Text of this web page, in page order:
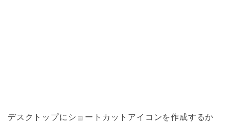
デスクトップにショートカットアイコンを作成するか